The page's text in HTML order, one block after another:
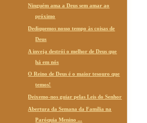
Ninguém ama a Deus sem amar ao
próximo
Dediquemos nosso tempo às coisas de
Deus
A inveja destrói o melhor de Deus que
há em nós
O Reino de Deus é o maior tesouro que
temos!
Deixemo-nos guiar pelas Leis do Senhor
Abertura da Semana da Família na
Paróquia Menino ...